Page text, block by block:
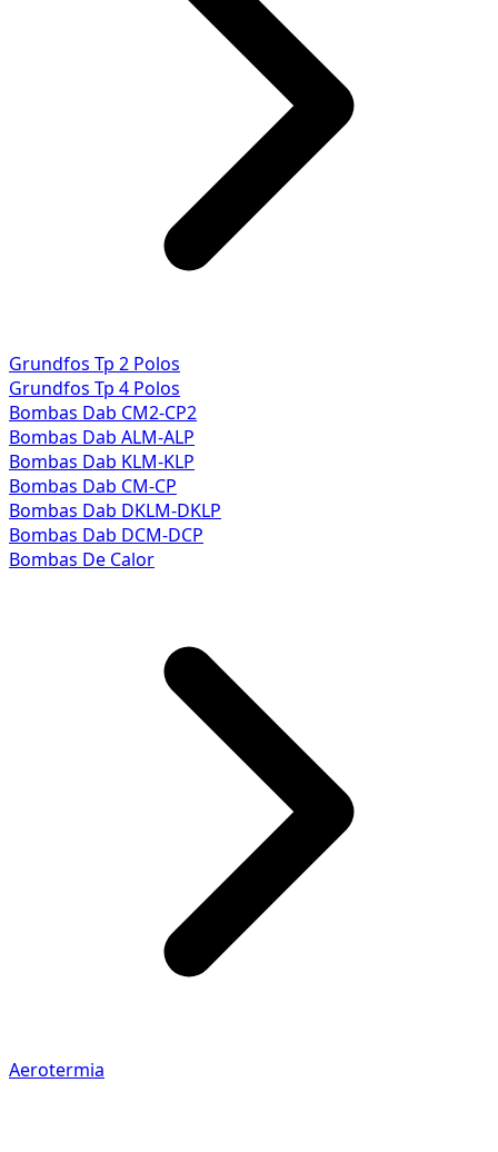
Grundfos Tp 2 Polos
Grundfos Tp 4 Polos
Bombas Dab CM2-CP2
Bombas Dab ALM-ALP
Bombas Dab KLM-KLP
Bombas Dab CM-CP
Bombas Dab DKLM-DKLP
Bombas Dab DCM-DCP
Bombas De Calor
Aerotermia